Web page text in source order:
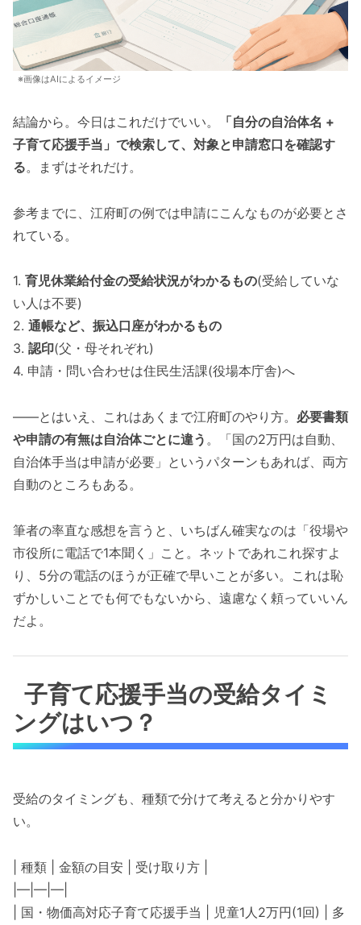
※画像はAIによるイメージ
結論から。今日はこれだけでいい。
「自分の自治体名 +
子育て応援手当」で検索して、対象と申請窓口を確認す
る。まずはそれだけ。
参考までに、江府町の例では申請にこんなものが必要とさ
れている。
1. 育児休業給付金の受給状況がわかるもの(受給していな
い人は不要)
2. 通帳など、振込口座がわかるもの
3. 認印(父・母それぞれ)
4. 申請・問い合わせは住民生活課(役場本庁舎)へ
——とはいえ、これはあくまで江府町のやり方。 必要書類
や申請の有無は自治体ごとに違う 。「国の2万円は自動、
自治体手当は申請が必要」というパターンもあれば、両方
自動のところもある。
筆者の率直な感想を言うと、いちばん確実なのは「役場や
市役所に電話で1本聞く」こと。ネットであれこれ探すよ
り、5分の電話のほうが正確で早いことが多い。これは恥
ずかしいことでも何でもないから、遠慮なく頼っていいん
だよ。
子育て応援手当の受給タイミ
ングはいつ？
受給のタイミングも、種類で分けて考えると分かりやす
い。
| 種類 | 金額の目安 | 受け取り方 |
|—|—|—|
| 国・物価高対応子育て応援手当 | 児童1人2万円(1回) | 多